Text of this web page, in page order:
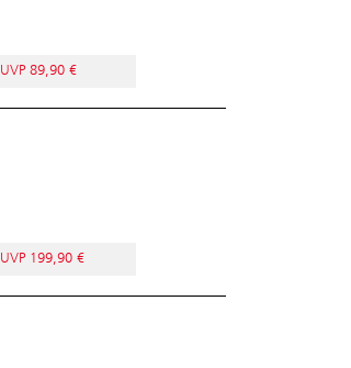
UVP 89,90 €
UVP 199,90 €